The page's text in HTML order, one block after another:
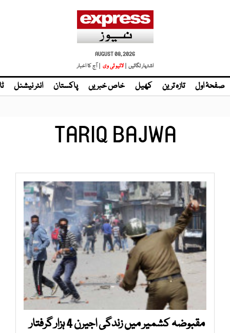
AUGUST 08, 2026
اشتہار لگائیں | لائیو ٹی وی | آج کا اخبار
صفحۂ اول تازہ ترین کھیل خاص خبریں پاکستان انٹر نیشنل
TARIQ BAJWA
مقبوضہ کشمیر میں زندگی اجیرن 4 ہزار گرفتار